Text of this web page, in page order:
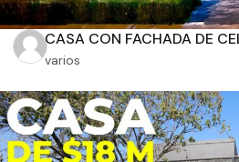
CASA CON FACHADA DE
varios
m2 de terreno
Aplicar